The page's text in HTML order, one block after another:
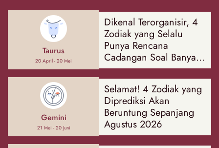
Taurus
20 April - 20 Mei
Dikenal Terorganisir, 4
Zodiak yang Selalu
Punya Rencana
Cadangan Soal Banyak
Hal
Gemini
21 Mei - 20 Juni
Selamat! 4 Zodiak yang
Diprediksi Akan
Beruntung Sepanjang
Agustus 2026